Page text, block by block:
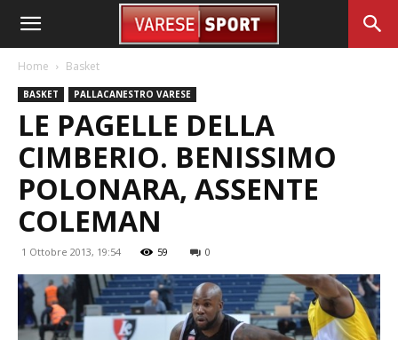
Home Basket
BASKET PALLACANESTRO VARESE
LE PAGELLE DELLA
CIMBERIO. BENISSIMO
POLONARA, ASSENTE
COLEMAN
1 Ottobre 2013, 19:54 59 0